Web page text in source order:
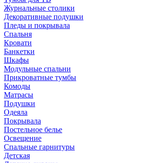
Журнальные столики
Декоративные подушки
Пледы и покрывала
Спальня
Кровати
Банкетки
Шкафы
Модульные спальни
Прикроватные тумбы
Комоды
Матрасы
Подушки
Одеяла
Покрывала
Постельное белье
Освещение
Спальные гарнитуры
Детская